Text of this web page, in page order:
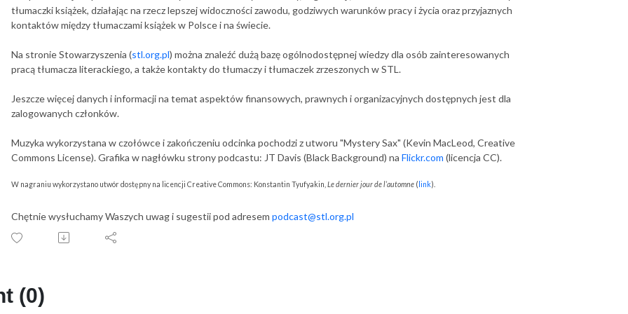
tłumaczki książek, działając na rzecz lepszej widoczności zawodu, godziwych warunków pracy i życia oraz przyjaznych
kontaktów między tłumaczami książek w Polsce i na świecie.
Na stronie Stowarzyszenia (stl.org.pl) można znaleźć dużą bazę ogólnodostępnej wiedzy dla osób zainteresowanych
pracą tłumacza literackiego, a także kontakty do tłumaczy i tłumaczek zrzeszonych w STL.
Jeszcze więcej danych i informacji na temat aspektów finansowych, prawnych i organizacyjnych dostępnych jest dla
zalogowanych członków.
Muzyka wykorzystana w czołówce i zakończeniu odcinka pochodzi z utworu "Mystery Sax" (Kevin MacLeod, Creative
Commons License). Grafika w nagłówku strony podcastu: JT Davis (Black Background) na Flickr.com (licencja CC).
W nagraniu wykorzystano utwór dostępny na licencji Creative Commons: Konstantin Tyufyakin, Le dernier jour de l’automne ( link).
Chętnie wysłuchamy Waszych uwag i sugestii pod adresem podcast@stl.org.pl
(0)